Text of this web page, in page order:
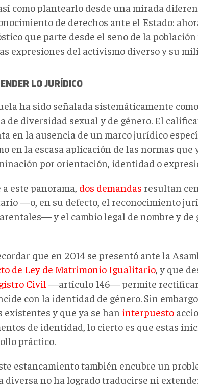
como plantearlo desde una mirada
de derechos ante el Estado:
que parte desde el seno de la
expresiones del activismo diverso y su
LO JURÍDICO
ha sido señalada sistemáticamente
de diversidad sexual y de género. El
en la ausencia de un marco jurídico
en la escasa aplicación de las normas
por orientación, identidad o
este panorama, dos demandas resultan
—o, en su defecto, el reconocimiento
y el cambio legal de nombre y de
que en 2014 se presentó ante la
de Ley de Matrimonio Igualitario, y que
Civil —artículo 146— permite rectificar
con la identidad de género. Sin
existentes y que ya se han interpuesto
de identidad, lo cierto es que estas
práctico.
estancamiento también encubre un
diversa no ha logrado traducirse ni